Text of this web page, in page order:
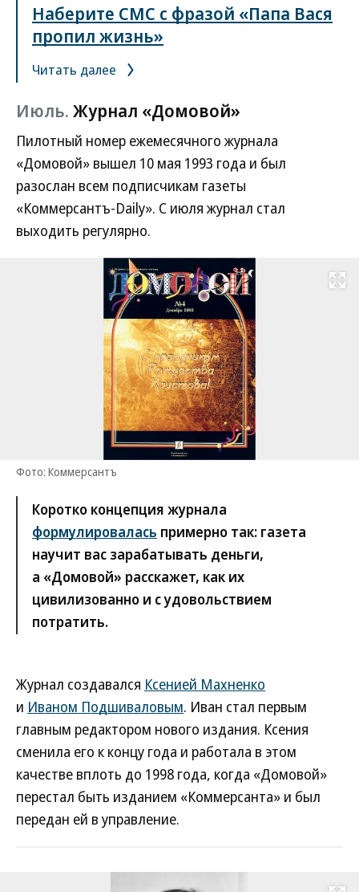
Наберите СМС с фразой «Папа Вася
пропил жизнь»
Читать далее
Июль. Журнал «Домовой»
Пилотный номер ежемесячного журнала
«Домовой» вышел 10 мая 1993 года и был
разослан всем подписчикам газеты
«Коммерсантъ-Daily». С июля журнал стал
выходить регулярно.
Развернуть
Фото: Коммерсантъ
Коротко концепция журнала
формулировалась примерно так: газета
научит вас зарабатывать деньги,
а «Домовой» расскажет, как их
цивилизованно и с удовольствием
потратить.
Журнал создавался Ксенией Махненко
и Иваном Подшиваловым. Иван стал первым
главным редактором нового издания. Ксения
сменила его к концу года и работала в этом
качестве вплоть до 1998 года, когда «Домовой»
перестал быть изданием «Коммерсанта» и был
передан ей в управление.